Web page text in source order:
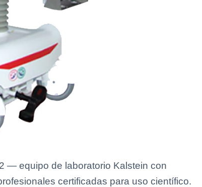
— equipo de laboratorio Kalstein con
certificadas para uso científico.